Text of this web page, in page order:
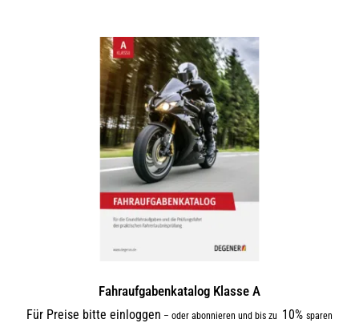
Fahraufgabenkatalog Klasse A
Für Preise bitte einloggen – oder abonnieren und bis zu 10% sparen